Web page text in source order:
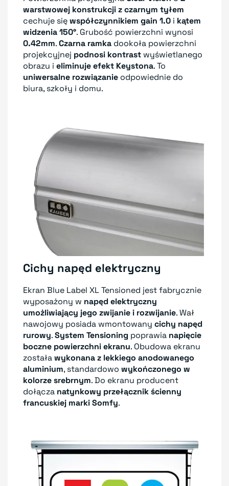
warstwowej konstrukcji z czarnym tyłem
cechuje sięwspółczynnikiem gain 1.0 i kątem
widzenia 150°. Grubość powierzchni wynosi
0.42mm.Czarna ramka dookoła powierzchni
projekcyjnej podnosi kontrast wyświetlanego
obrazu i eliminuje efekt Keystona. To
uniwersalne rozwiązanie odpowiednie do
biura, szkoły i domu.
Cichy napęd elektryczny
Ekran Blue Label XL Tensioned jest fabrycznie
wyposażony w napęd elektryczny
umożliwiający jego zwijanie i rozwijanie. Wał
nawojowy posiada wmontowany cichy napęd
rurowy.System Tensioning poprawia napięcie
boczne powierzchni ekranu. Obudowa ekranu
zostaławykonana z lekkiego anodowanego
aluminium, standardowo wykończonego w
kolorze srebrnym. Do ekranu producent
dołącza natynkowy przełącznik ścienny
francuskiej marki Somfy.